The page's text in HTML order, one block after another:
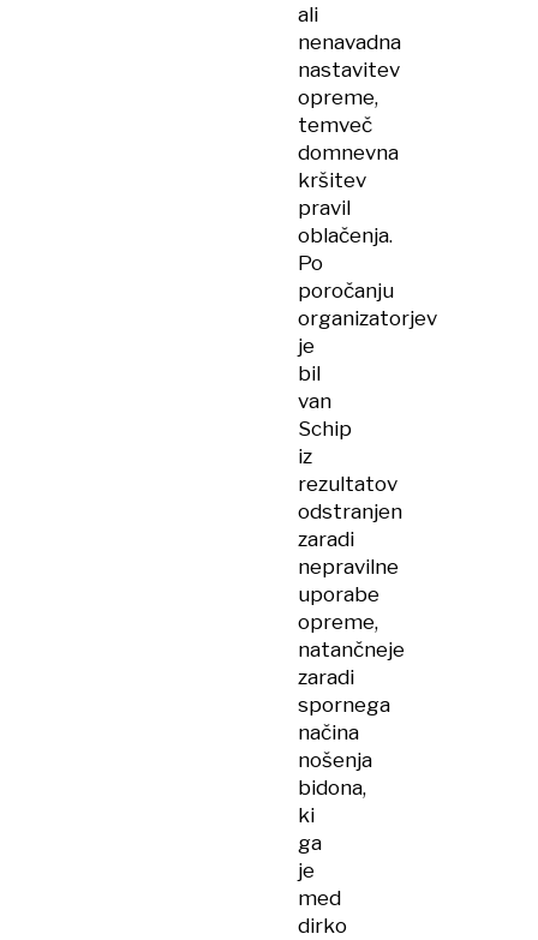
ali
nenavadna
nastavitev
opreme,
temveč
domnevna
kršitev
pravil
oblačenja.
Po
poročanju
organizatorjev
je
bil
van
Schip
iz
rezultatov
odstranjen
zaradi
nepravilne
uporabe
opreme,
natančneje
zaradi
spornega
načina
nošenja
bidona,
ki
ga
je
med
dirko